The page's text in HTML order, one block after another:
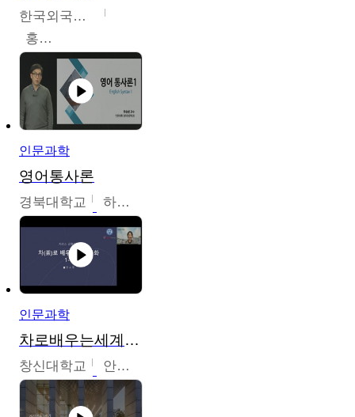
한국외국어대학교
홍성훈
인문과학
영어통사론
경북대학교 하승완
인문과학
차로배우는세계문화
창신대학교 안소영